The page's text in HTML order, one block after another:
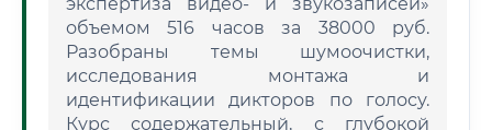
объемом 516 часов за 38000 руб.
Разобраны темы шумоочистки,
исследования монтажа и
идентификации дикторов по голосу.
Курс содержательный, с глубокой